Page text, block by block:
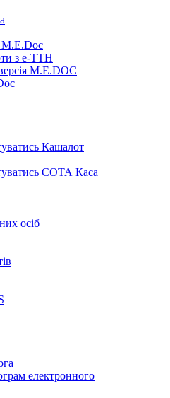
M.E.Doc
з е-ТТН
M.E.DOC
Кашалот
СОТА Каса
осіб
електронного